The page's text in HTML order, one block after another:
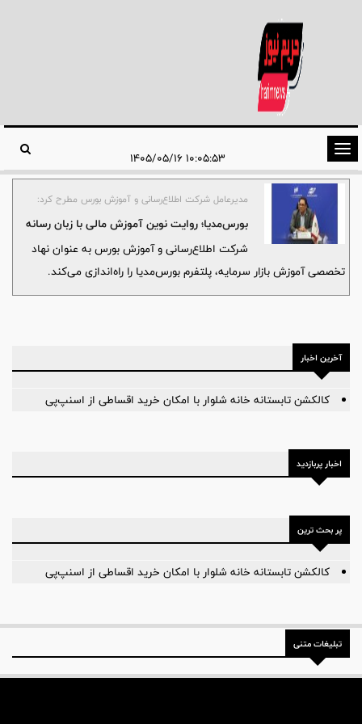
تغییر
وضعیت
ناوبری
مدیرعامل شرکت اطلاع‌رسانی و آموزش بورس مطرح کرد:
بورس‌مدیا؛ روایت نوین آموزش مالی با زبان رسانه
شرکت اطلاع‌رسانی و آموزش بورس به عنوان نهاد
تخصصی آموزش بازار سرمایه، پلتفرم بورس‌مدیا را راه‌اندازی می‌کند.
آخرین اخبار
کالکشن تابستانه خانه شلوار با امکان خرید اقساطی از اسنپ‌پی
اخبار پربازدید
پر بحث ترین
کالکشن تابستانه خانه شلوار با امکان خرید اقساطی از اسنپ‌پی
تبلیغات متنی